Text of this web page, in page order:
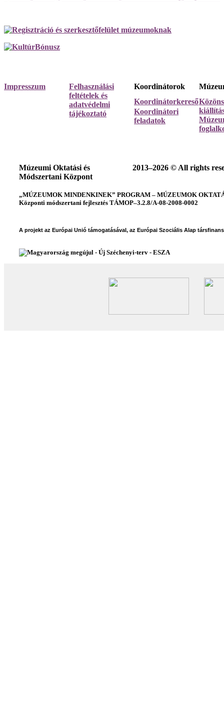
Impresszum
Felhasználási
feltételek és
adatvédelmi
tájékoztató
Koordinátorok
Koordinátorkereső
Koordinátori
feladatok
Múzeumi Oktatási és
Módszertani Központ
2013–2026 © All rights
„MÚZEUMOK MINDENKINEK” PROGRAM – MÚZEUMOK
Központi módszertani fejlesztés TÁMOP–3.2.8/A-08-2008-0002
A projekt az Európai Unió támogatásával, az Európai Szociális Alap